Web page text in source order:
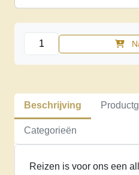
wereld
in
Reizen
en
reisboeken
eeuwen
Beschrijving
Categorieën
Reizen is voor ons een